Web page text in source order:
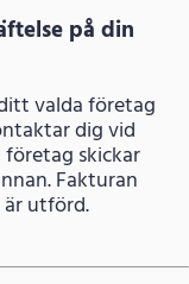
på din
valda företag
dig vid
skickar
Fakturan
utförd.